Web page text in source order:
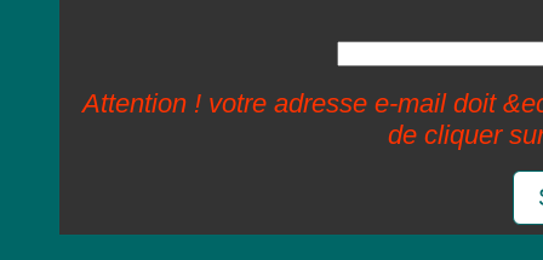
Attention ! votre adresse e-mail doit
de cliquer